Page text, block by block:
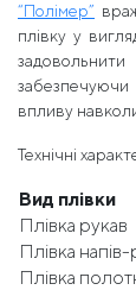
“Полімер”
плівку у
забезпечуючи
впливу
Технічні
Вид плівки
Плівка рукав
Плівка
Плівка